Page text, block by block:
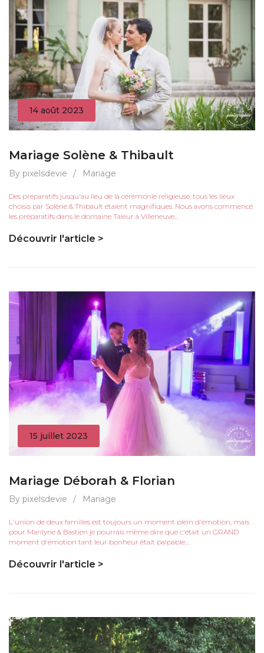
14 août 2023
Mariage Solène & Thibault
By pixelsdevie / Mariage
Des préparatifs jusqu'au lieu de la cérémonie religieuse, tous les lieux
choisis par Solène & Thibault étaient magnifiques. Nous avons commencé
les préparatifs dans le domaine Taleur à Villeneuve...
Découvrir l'article >
15 juillet 2023
Mariage Déborah & Florian
By pixelsdevie / Mariage
L'union de deux familles est toujours un moment plein d'émotion, mais
pour Marilyne & Bastien je pourrais même dire que c'était un GRAND
moment d'émotion tant leur bonheur était palpable...
Découvrir l'article >